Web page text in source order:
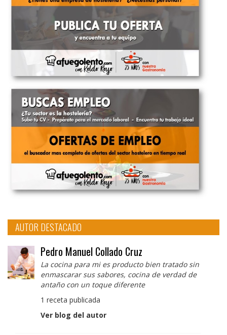
AUTOR DESTACADO
Pedro Manuel Collado Cruz
La cocina para mi es producto bien tratado sin
enmascarar sus sabores, cocina de verdad de
antaño con un toque diferente
1 receta publicada
Ver blog del autor